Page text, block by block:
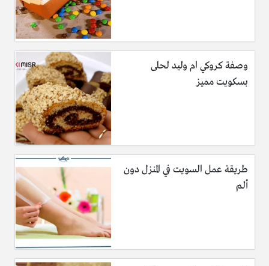
وصفة كروكي ام وليد لحلى
بسكويت مميز
طريقة عمل السويت في المنزل دون
ألم